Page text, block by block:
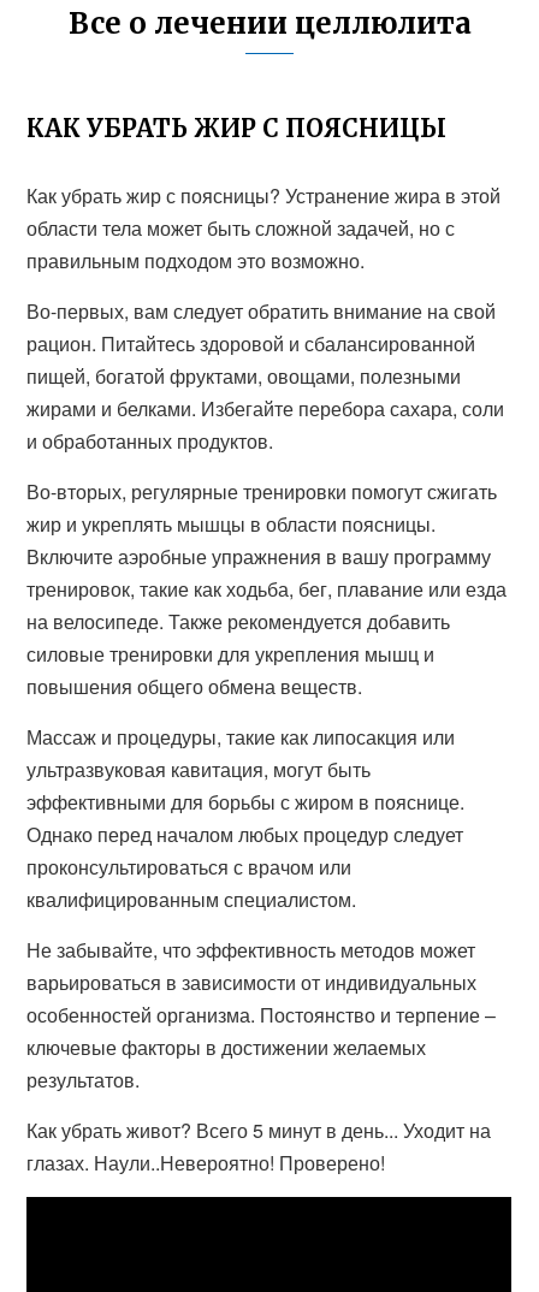
Все о лечении целлюлита
КАК УБРАТЬ ЖИР С ПОЯСНИЦЫ
Как убрать жир с поясницы? Устранение жира в этой
области тела может быть сложной задачей, но с
правильным подходом это возможно.
Во-первых, вам следует обратить внимание на свой
рацион. Питайтесь здоровой и сбалансированной
пищей, богатой фруктами, овощами, полезными
жирами и белками. Избегайте перебора сахара, соли
и обработанных продуктов.
Во-вторых, регулярные тренировки помогут сжигать
жир и укреплять мышцы в области поясницы.
Включите аэробные упражнения в вашу программу
тренировок, такие как ходьба, бег, плавание или езда
на велосипеде. Также рекомендуется добавить
силовые тренировки для укрепления мышц и
повышения общего обмена веществ.
Массаж и процедуры, такие как липосакция или
ультразвуковая кавитация, могут быть
эффективными для борьбы с жиром в пояснице.
Однако перед началом любых процедур следует
проконсультироваться с врачом или
квалифицированным специалистом.
Не забывайте, что эффективность методов может
варьироваться в зависимости от индивидуальных
особенностей организма. Постоянство и терпение –
ключевые факторы в достижении желаемых
результатов.
Как убрать живот? Всего 5 минут в день... Уходит на
глазах. Наули..Невероятно! Проверено!